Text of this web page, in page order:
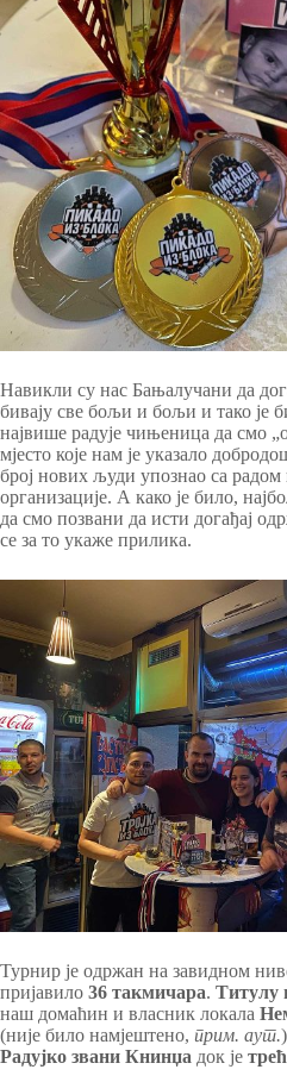
Навикли су нас Бањалучани да
бивају све бољи и бољи и тако је
највише радује чињеница да смо
мјесто које нам је указало
број нових људи упознао са
организације. А како је било,
да смо позвани да исти догађај
се за то укаже прилика.
Турнир је одржан на завидном
пријавило 36 такмичара. Титулу
наш домаћин и власник локала
(није било намјештено, прим. аут.
Радујко звани Книнџа док је